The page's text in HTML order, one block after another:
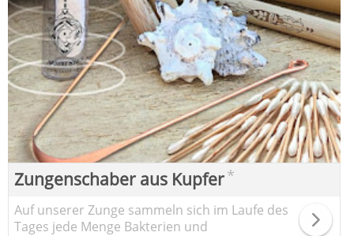
Zungenschaber aus Kupfer*
Auf unserer Zunge sammeln sich im Laufe des
Tages jede Menge Bakterien und